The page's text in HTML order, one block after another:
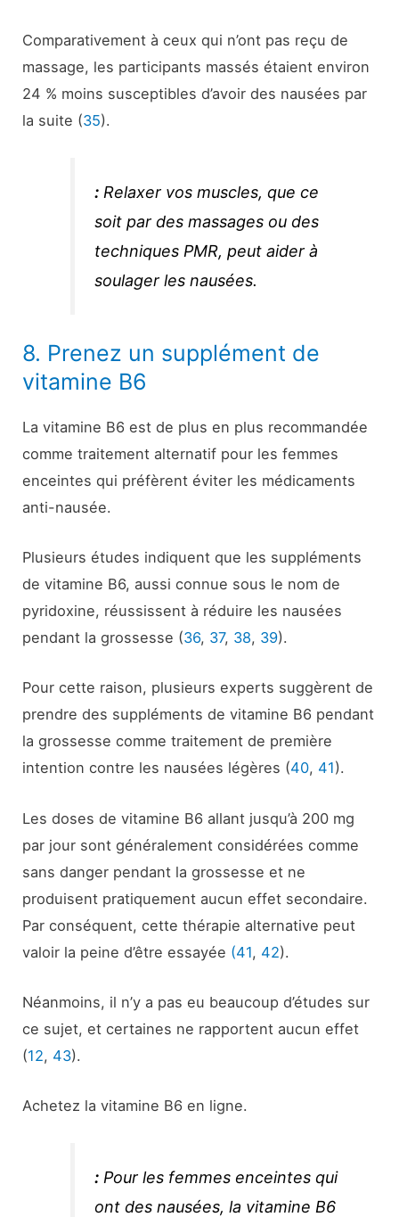
Comparativement à ceux qui n’ont pas reçu de
massage, les participants massés étaient environ
24 % moins susceptibles d’avoir des nausées par
la suite (35).
: Relaxer vos muscles, que ce
soit par des massages ou des
techniques PMR, peut aider à
soulager les nausées.
8. Prenez un supplément de
vitamine B6
La vitamine B6 est de plus en plus recommandée
comme traitement alternatif pour les femmes
enceintes qui préfèrent éviter les médicaments
anti-nausée.
Plusieurs études indiquent que les suppléments
de vitamine B6, aussi connue sous le nom de
pyridoxine, réussissent à réduire les nausées
pendant la grossesse (36, 37, 38, 39).
Pour cette raison, plusieurs experts suggèrent de
prendre des suppléments de vitamine B6 pendant
la grossesse comme traitement de première
intention contre les nausées légères (40, 41).
Les doses de vitamine B6 allant jusqu’à 200 mg
par jour sont généralement considérées comme
sans danger pendant la grossesse et ne
produisent pratiquement aucun effet secondaire.
Par conséquent, cette thérapie alternative peut
valoir la peine d’être essayée (41, 42).
Néanmoins, il n’y a pas eu beaucoup d’études sur
ce sujet, et certaines ne rapportent aucun effet
(12, 43).
Achetez la vitamine B6 en ligne.
: Pour les femmes enceintes qui
ont des nausées, la vitamine B6